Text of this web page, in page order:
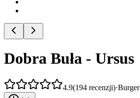
Dobra Buła - Ursus
4.9(194 recenzji)·Burger